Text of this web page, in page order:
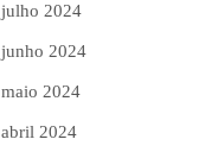
julho 2024
junho 2024
maio 2024
abril 2024